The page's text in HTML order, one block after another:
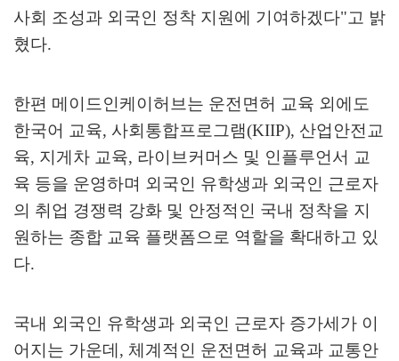
사회 조성과 외국인 정착 지원에 기여하겠다"고 밝
혔다.
한편 메이드인케이허브는 운전면허 교육 외에도
한국어 교육, 사회통합프로그램(KIIP), 산업안전교
육, 지게차 교육, 라이브커머스 및 인플루언서 교
육 등을 운영하며 외국인 유학생과 외국인 근로자
의 취업 경쟁력 강화 및 안정적인 국내 정착을 지
원하는 종합 교육 플랫폼으로 역할을 확대하고 있
다.
국내 외국인 유학생과 외국인 근로자 증가세가 이
어지는 가운데 , 체계적인 운전면허 교육과 교통안